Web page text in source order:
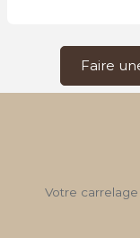
Faire
Votre